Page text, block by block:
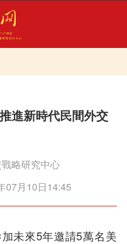
進新時代民間外交
略研究中心
07月10日14:45
未來5年邀請5萬名美